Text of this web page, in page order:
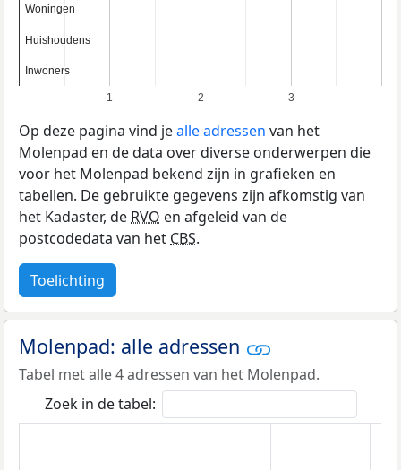
1 2 3
Woningen
Woningen
Huishoudens
Huishoudens
Inwoners
Inwoners
Op deze pagina vind jealle adressen van het
Molenpad en de data over diverse onderwerpen die
voor het Molenpad bekend zijn in grafieken en
tabellen. De gebruikte gegevens zijn afkomstig van
het Kadaster, deRVO en afgeleid van de
postcodedata van hetCBS.
Toelichting
Molenpad: alle adressen
Tabel met alle 4 adressen van het Molenpad.
Zoek in de tabel: